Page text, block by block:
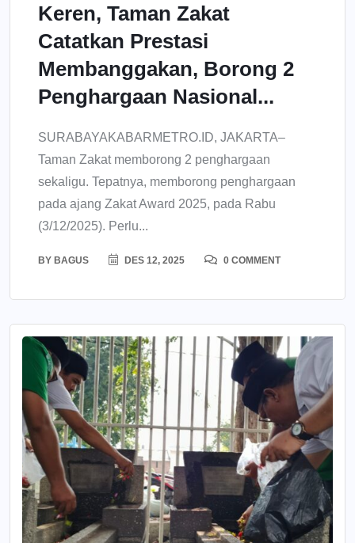
Keren, Taman Zakat
Catatkan Prestasi
Membanggakan, Borong 2
Penghargaan Nasional...
SURABAYAKABARMETRO.ID, JAKARTA–
Taman Zakat memborong 2 penghargaan
sekaligu. Tepatnya, memborong penghargaan
pada ajang Zakat Award 2025, pada Rabu
(3/12/2025). Perlu...
BY BAGUS DES 12, 2025 0 COMMENT